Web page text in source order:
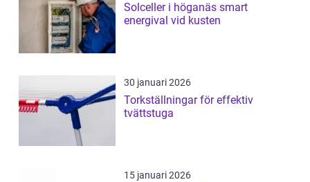
Solceller i höganäs smart
energival vid kusten
30 januari 2026
Torkställningar för effektiv
tvättstuga
15 januari 2026